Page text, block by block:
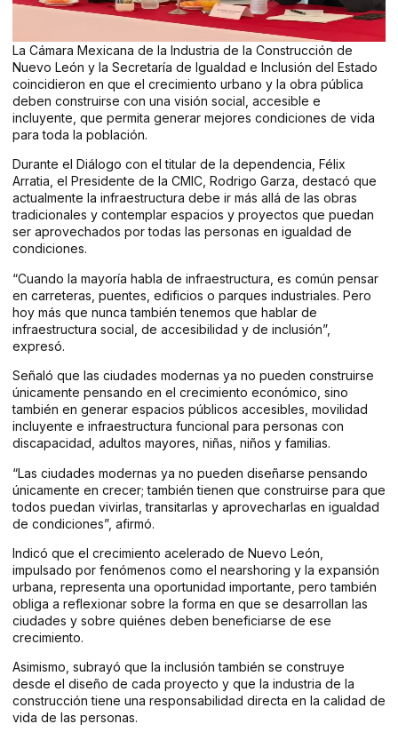
La Cámara Mexicana de la Industria de la Construcción de
Nuevo León y la Secretaría de Igualdad e Inclusión del Estado
coincidieron en que el crecimiento urbano y la obra pública
deben construirse con una visión social, accesible e
incluyente, que permita generar mejores condiciones de vida
para toda la población.
Durante el Diálogo con el titular de la dependencia, Félix
Arratia, el Presidente de la CMIC, Rodrigo Garza, destacó que
actualmente la infraestructura debe ir más allá de las obras
tradicionales y contemplar espacios y proyectos que puedan
ser aprovechados por todas las personas en igualdad de
condiciones.
“Cuando la mayoría habla de infraestructura, es común pensar
en carreteras, puentes, edificios o parques industriales. Pero
hoy más que nunca también tenemos que hablar de
infraestructura social, de accesibilidad y de inclusión”,
expresó.
Señaló que las ciudades modernas ya no pueden construirse
únicamente pensando en el crecimiento económico, sino
también en generar espacios públicos accesibles, movilidad
incluyente e infraestructura funcional para personas con
discapacidad, adultos mayores, niñas, niños y familias.
“Las ciudades modernas ya no pueden diseñarse pensando
únicamente en crecer; también tienen que construirse para que
todos puedan vivirlas, transitarlas y aprovecharlas en igualdad
de condiciones”, afirmó.
Indicó que el crecimiento acelerado de Nuevo León,
impulsado por fenómenos como el nearshoring y la expansión
urbana, representa una oportunidad importante, pero también
obliga a reflexionar sobre la forma en que se desarrollan las
ciudades y sobre quiénes deben beneficiarse de ese
crecimiento.
Asimismo, subrayó que la inclusión también se construye
desde el diseño de cada proyecto y que la industria de la
construcción tiene una responsabilidad directa en la calidad de
vida de las personas.